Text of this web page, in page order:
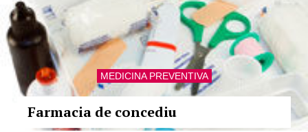
MEDICINA PREVENTIVA
Farmacia de concediu